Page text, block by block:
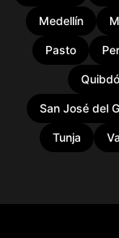
Medellín
Pasto
Quibdó
San José del
Tunja